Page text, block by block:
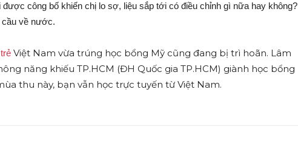
công bố khiến chị lo sợ, liệu sắp tới có điều chỉnh gì nữa hay không?
cầu về nước.
Việt Nam vừa trúng học bổng Mỹ cũng đang bị trì hoãn. Lâm
năng khiếu TP.HCM (ĐH Quốc gia TP.HCM) giành học bổng
thu này, bạn vẫn học trực tuyến từ Việt Nam.